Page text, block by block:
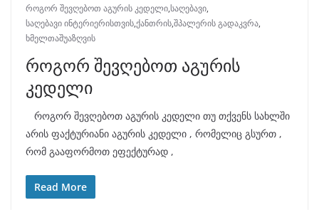
როგორ შევღებოთ აგურის კედელი,საღებავი,
საღებავი ინტერიერისთვის,ქანთრის,შპალერის გადაკვრა,
ხმელთაშუაზღვის
როგორ შევღებოთ აგურის
კედელი
როგორ შევღებოთ აგურის კედელი თუ თქვენს სახლში
არის ფაქტურიანი აგურის კედელი , რომელიც გსურთ ,
რომ გააფორმოთ ეფექტურად ,
Read More